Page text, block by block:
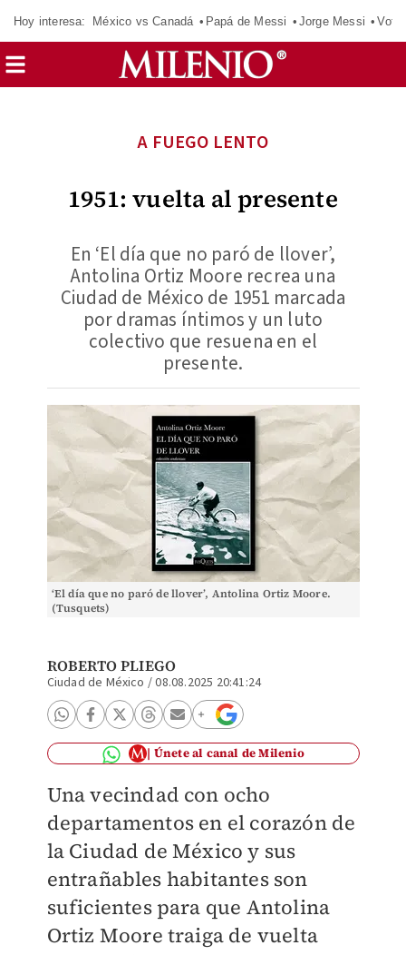
Hoy interesa: México vs Canadá Papá de Messi Jorge Messi
1951: vuelta al presente
A FUEGO LENTO
En ‘El día que no paró de llover’,
Antolina Ortiz Moore recrea una
Ciudad de México de 1951 marcada
por dramas íntimos y un luto
colectivo que resuena en el
presente.
‘El día que no paró de llover’, Antolina Ortiz Moore.
(Tusquets)
ROBERTO PLIEGO
Ciudad de México /08.08.2025 20:41:24
Únete al canal de Milenio
Una vecindad con ocho
departamentos en el corazón de
la Ciudad de México y sus
entrañables habitantes son
suficientes para que Antolina
Ortiz Moore traiga de vuelta